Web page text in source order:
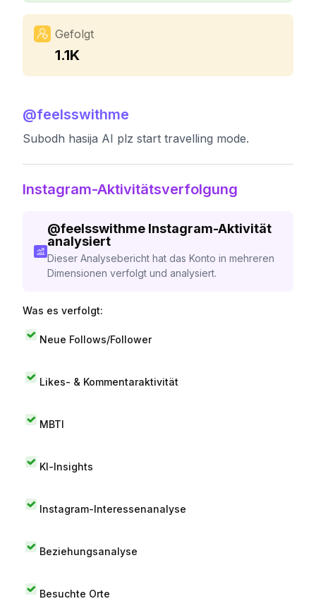
Gefolgt
1.1K
@feelsswithme
Subodh hasija AI plz start travelling mode.
Instagram-Aktivitätsverfolgung
@feelsswithme Instagram-Aktivität
analysiert
Dieser Analysebericht hat das Konto in mehreren
Dimensionen verfolgt und analysiert.
Was es verfolgt:
Neue Follows/Follower
Likes- & Kommentaraktivität
MBTI
KI-Insights
Instagram-Interessenanalyse
Beziehungsanalyse
Besuchte Orte